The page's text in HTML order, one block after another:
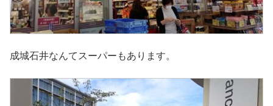
成城石井なんてスーパーもあります。